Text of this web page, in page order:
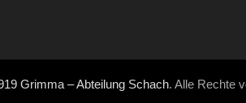
Grimma – Abteilung Schach. Alle Rechte